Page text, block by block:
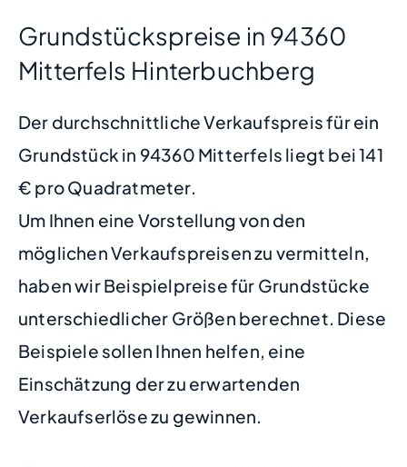
Grundstückspreise in 94360
Mitterfels Hinterbuchberg
Der durchschnittliche Verkaufspreis für ein
Grundstück in 94360 Mitterfels liegt bei 141
€ pro Quadratmeter.
Um Ihnen eine Vorstellung von den
möglichen Verkaufspreisen zu vermitteln,
haben wir Beispielpreise für Grundstücke
unterschiedlicher Größen berechnet. Diese
Beispiele sollen Ihnen helfen, eine
Einschätzung der zu erwartenden
Verkaufserlöse zu gewinnen.